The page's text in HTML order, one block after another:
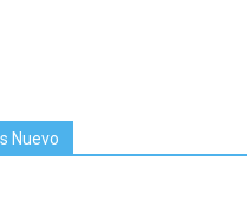
Nuevo